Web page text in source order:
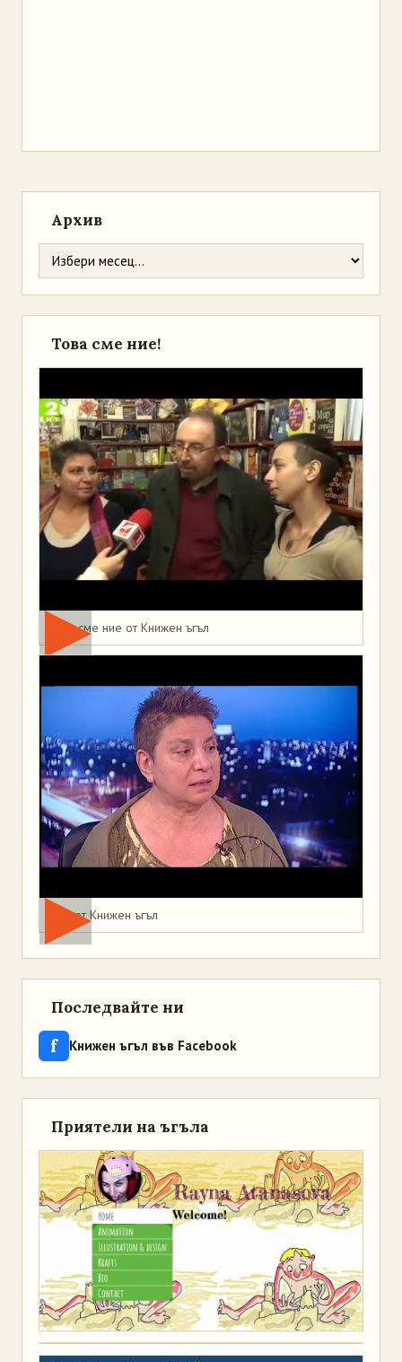
Архив
Това сме ние!
Това сме ние от Книжен ъгъл
Мая от Книжен ъгъл
Последвайте ни
f Книжен ъгъл във Facebook
Приятели на ъгъла